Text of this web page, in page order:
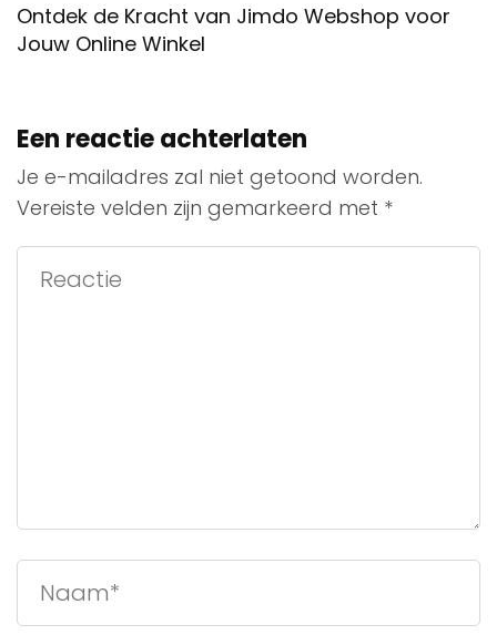
Ontdek de Kracht van Jimdo Webshop voor
Jouw Online Winkel
Een reactie achterlaten
Je e-mailadres zal niet getoond worden.
Vereiste velden zijn gemarkeerd met *